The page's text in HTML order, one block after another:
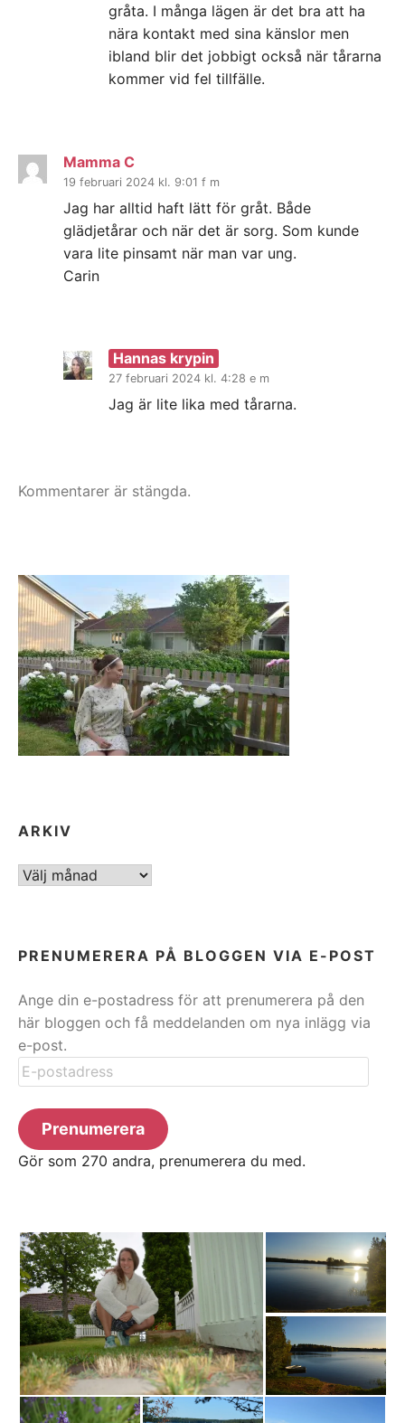
gråta. I många lägen är det bra att ha
nära kontakt med sina känslor men
ibland blir det jobbigt också när tårarna
kommer vid fel tillfälle.
Mamma C
19 februari 2024 kl. 9:01 f m
Jag har alltid haft lätt för gråt. Både
glädjetårar och när det är sorg. Som kunde
vara lite pinsamt när man var ung.
Carin
Hannas krypin
27 februari 2024 kl. 4:28 e m
Jag är lite lika med tårarna.
Kommentarer är stängda.
ARKIV
ARKIV
PRENUMERERA PÅ BLOGGEN VIA E-POST
Ange din e-postadress för att prenumerera på den
här bloggen och få meddelanden om nya inlägg via
e-post.
E-
postadress
Prenumerera
Gör som 270 andra, prenumerera du med.